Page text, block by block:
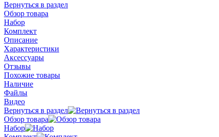
Вернуться в раздел
Обзор товара
Набор
Комплект
Описание
Характеристики
Аксессуары
Отзывы
Похожие товары
Наличие
Файлы
Видео
Вернуться в раздел
Обзор товара
Набор